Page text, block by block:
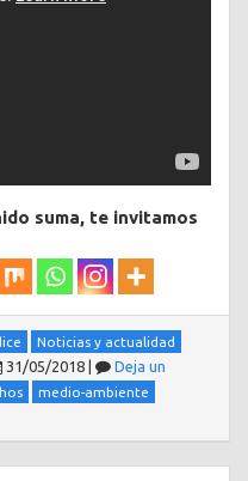
suma, te invitamos
Noticias y actualidad
31/05/2018 |
Deja un
medio-ambiente